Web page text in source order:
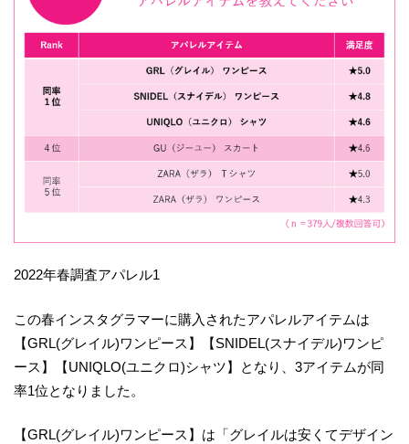
2022年春調査アパレル1
この春インスタグラマーに購入されたアパレルアイテムは
【GRL(グレイル)ワンピース】【SNIDEL(スナイデル)ワンピ
ース】【UNIQLO(ユニクロ)シャツ】となり、3アイテムが同
率1位となりました。
【GRL(グレイル)ワンピース】は「グレイルは安くてデザイン